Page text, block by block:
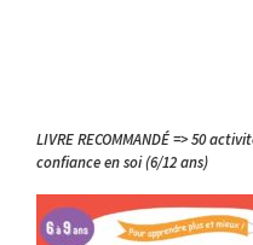
LIVRE RECOMMANDÉ => 50
confiance en soi (6/12 ans)